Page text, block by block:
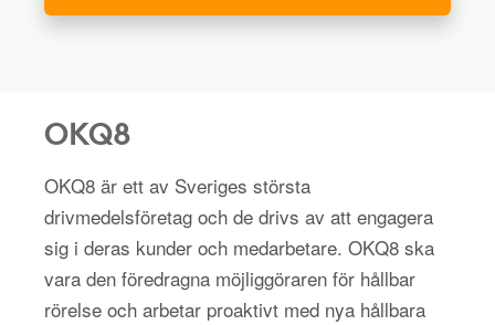
OKQ8
OKQ8 är ett av Sveriges största
drivmedelsföretag och de drivs av att engagera
sig i deras kunder och medarbetare. OKQ8 ska
vara den föredragna möjliggöraren för hållbar
rörelse och arbetar proaktivt med nya hållbara